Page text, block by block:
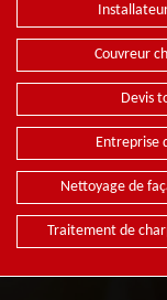
Couvreur
Devis
Entreprise
Nettoyage de
Traitement de